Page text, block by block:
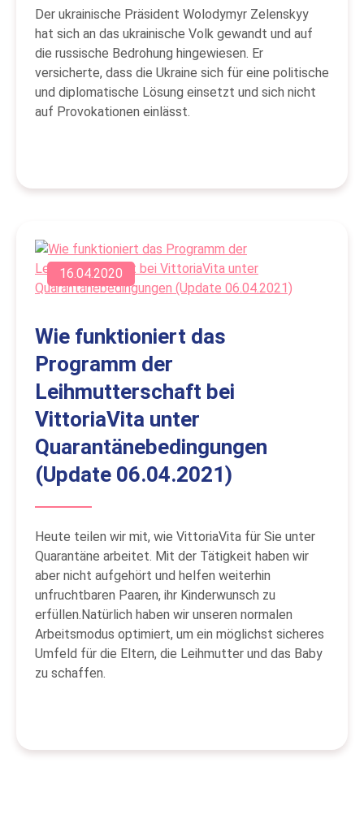
Der ukrainische Präsident Wolodymyr Zelenskyy
hat sich an das ukrainische Volk gewandt und auf
die russische Bedrohung hingewiesen. Er
versicherte, dass die Ukraine sich für eine politische
und diplomatische Lösung einsetzt und sich nicht
auf Provokationen einlässt.
16.04.2020
Wie funktioniert das
Programm der
Leihmutterschaft bei
VittoriaVita unter
Quarantänebedingungen
(Update 06.04.2021)
Heute teilen wir mit, wie VittoriaVita für Sie unter
Quarantäne arbeitet. Mit der Tätigkeit haben wir
aber nicht aufgehört und helfen weiterhin
unfruchtbaren Paaren, ihr Kinderwunsch zu
erfüllen.Natürlich haben wir unseren normalen
Arbeitsmodus optimiert, um ein möglichst sicheres
Umfeld für die Eltern, die Leihmutter und das Baby
zu schaffen.